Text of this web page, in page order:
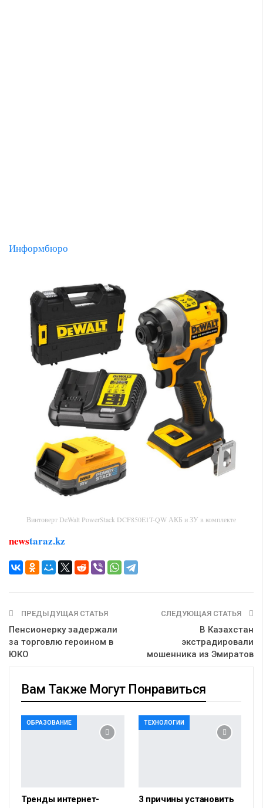
Информбюро
Винтоверт DeWalt PowerStack DCF850E1T-QW АКБ и ЗУ в комплекте
newstaraz.kz
ПРЕДЫДУЩАЯ СТАТЬЯ
Пенсионерку задержали
за торговлю героином в
ЮКО
СЛЕДУЮЩАЯ СТАТЬЯ
В Казахстан
экстрадировали
мошенника из Эмиратов
Вам Также Могут Понравиться
ОБРАЗОВАНИЕ
Тренды интернет-
ТЕХНОЛОГИИ
3 причины установить